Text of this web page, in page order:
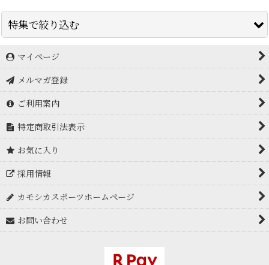
特集で絞り込む
アイスブレーカー icebreaker
アークテリクス Arc'teryx
アドフリクション
アルトラ ALTRA
アルバ arva
アンパラレル UNPARALLEL
マイページ
メルマガ登録
ご利用案内
特定商取引法表示
お気に入り
採用情報
カモシカスポーツホームページ
お問い合わせ